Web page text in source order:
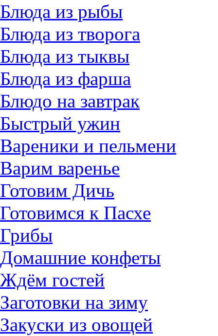
Блюда из рыбы
Блюда из творога
Блюда из тыквы
Блюда из фарша
Блюдо на завтрак
Быстрый ужин
Вареники и пельмени
Варим варенье
Готовим Дичь
Готовимся к Пасхе
Грибы
Домашние конфеты
Ждём гостей
Заготовки на зиму
Закуски из овощей